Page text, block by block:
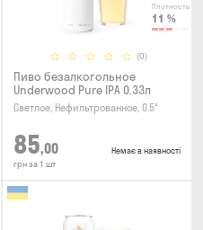
Плотность
11 %
(0)
Пиво безалкогольное
Underwood Pure IPA 0.33л
Светлое, Нефильтрованное, 0.5°
85,00
грн за 1 шт
Немає в наявності